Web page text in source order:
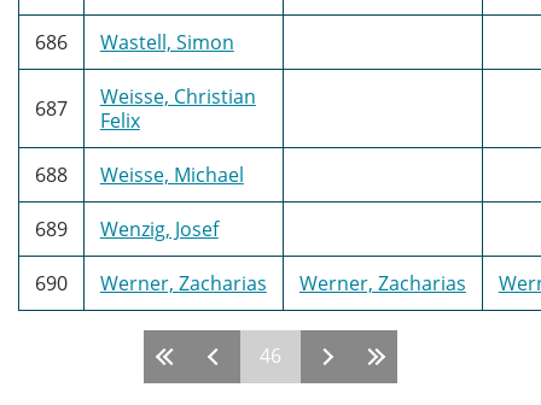
686 Wastell, Simon
687
Weisse, Christian
Felix
688 Weisse, Michael
689 Wenzig, Josef
690 Werner, Zacharias Werner, Zacharias
46